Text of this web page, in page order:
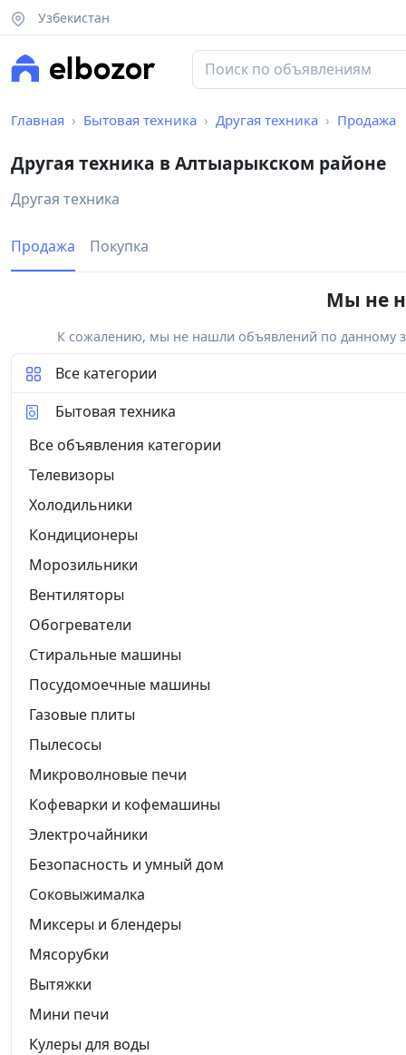
Узбекистан
Главная Бытовая техника Другая техника Продажа
Другая техника в Алтыарыкском районе
Другая техника
Продажа Покупка
Мы не
К сожалению, мы не нашли объявлений по данному
Все категории
Бытовая техника
Все объявления категории
Телевизоры
Холодильники
Кондиционеры
Морозильники
Вентиляторы
Обогреватели
Стиральные машины
Посудомоечные машины
Газовые плиты
Пылесосы
Микроволновые печи
Кофеварки и кофемашины
Электрочайники
Безопасность и умный дом
Соковыжималка
Миксеры и блендеры
Мясорубки
Вытяжки
Мини печи
Кулеры для воды